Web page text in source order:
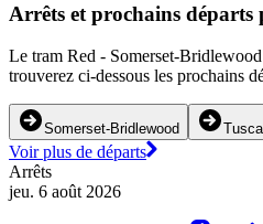
Arrêts et prochains
Le tram Red - Somerset-
trouverez ci-dessous les prochains
Somerset-Bridlewood
Voir plus de départs
Arrêts
jeu. 6 août 2026